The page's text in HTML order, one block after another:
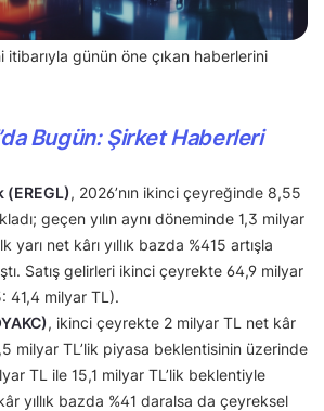
günün öne çıkan haberlerini
Bugün: Şirket Haberleri
(EREGL), 2026’nın ikinci çeyreğinde 8,55
geçen yılın aynı döneminde 1,3 milyar
yarı net kârı yıllık bazda %415 artışla
Satış gelirleri ikinci çeyrekte 64,9 milyar
41,4 milyar TL).
, ikinci çeyrekte 2 milyar TL net kâr
milyar TL’lik piyasa beklentisinin üzerinde
TL ile 15,1 milyar TL’lik beklentiyle
yıllık bazda %41 daralsa da çeyreksel